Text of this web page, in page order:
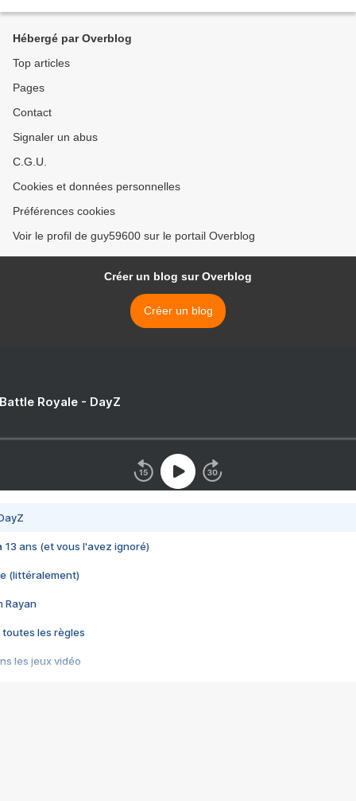
Hébergé par Overblog
Top articles
Pages
Contact
Signaler un abus
C.G.U.
Cookies et données personnelles
Préférences cookies
Voir le profil de guy59600 sur le portail Overblog
Créer un blog sur Overblog
Créer un blog
Royale - DayZ
13 ans (et vous l'avez ignoré)
(littéralement)
Rayan
toutes les règles
les jeux vidéo